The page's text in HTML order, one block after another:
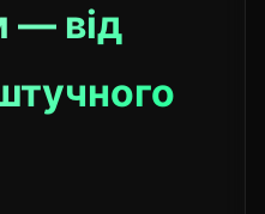
— від